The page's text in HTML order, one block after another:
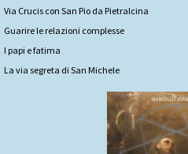
Via Crucis con San Pio da Pietralcina
Guarire le relazioni complesse
I papi e fatima
La via segreta di San Michele